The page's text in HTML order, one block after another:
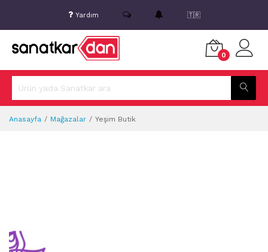
Yardım 🇹🇷
0
Anasayfa Mağazalar Yeşim Butik